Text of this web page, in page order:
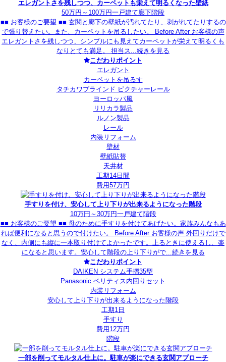
エレガントさを残しつつ、カーペットも栄えて明るくなった壁紙
50万円～100万円一戸建て廊下階段
■■ お客様のご要望 ■■ 玄関と廊下の壁紙が汚れてたり、剥がれてたりするの
で張り替えたい。また、カーペットを吊るしたい。 Before After お客様の声
エレガントさを残しつつ、シンプルにも見えてカーペットが栄えて明るくも
なりとても満足。 担当ス...続きを見る
こだわりポイント
エレガント
カーペットを吊るす
タチカワブラインド ピクチャーレール
ヨーロッパ風
リリカラ製品
ルノン製品
レール
内装リフォーム
壁材
壁紙貼替
天井材
工期14日間
費用57万円
手すりを付け、安心して上り下りが出来るようになった階段
10万円～30万円一戸建て階段
■■ お客様のご要望 ■■ 母のために手すりを付けてあげたい。家族みんなもあ
れば便利になると思うので付けたい。 Before After お客様の声 外回りだけで
なく、内側にも縦に一本取り付けてよかったです。上るときに使えるし、楽
になると思います。安心して階段の上り下りがで...続きを見る
こだわりポイント
DAIKEN システム手摺35型
Panasonic ベリティス内回りセット
内装リフォーム
安心して上り下りが出来るようになった階段
工期1日
手すり
費用12万円
階段
一部を削ってモルタル仕上に。駐車が楽にできる玄関アプローチ